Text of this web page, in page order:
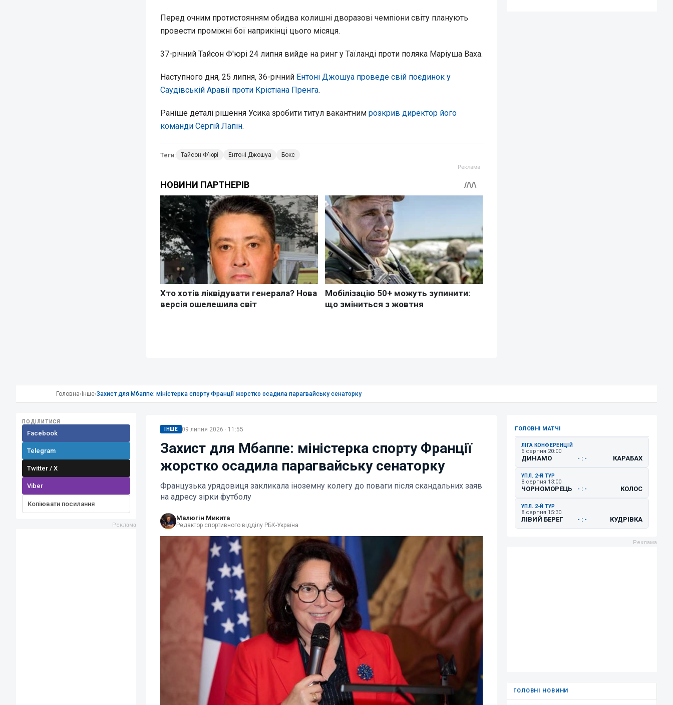
Перед очним протистоянням обидва колишні дворазові чемпіони світу планують
провести проміжні бої наприкінці цього місяця.
37-річний Тайсон Ф'юрі 24 липня вийде на ринг у Таїланді проти поляка Маріуша Ваха.
Наступного дня, 25 липня, 36-річний Ентоні Джошуа проведе свій поєдинок у
Саудівській Аравії проти Крістіана Пренга.
Раніше деталі рішення Усика зробити титул вакантним розкрив директор його
команди Сергій Лапін.
Теги: Тайсон Ф'юрі Ентоні Джошуа Бокс
Головна› Інше›Захист для Мбаппе: міністерка спорту Франції жорстко осадила парагвайську сенаторку
ПОДІЛИТИСЯ
Facebook
Telegram
Twitter / X
Viber
Копіювати посилання
ІНШЕ 09 липня 2026 · 11:55
Захист для Мбаппе: міністерка спорту Франції
жорстко осадила парагвайську сенаторку
Французька урядовиця закликала іноземну колегу до поваги після скандальних заяв
на адресу зірки футболу
Малюгін Микита
Редактор спортивного відділу РБК-Україна
ГОЛОВНІ МАТЧІ
ЛІГА КОНФЕРЕНЦІЙ
6 серпня 20:00
ДИНАМО - : - КАРАБАХ
УПЛ. 2-Й ТУР
8 серпня 13:00
ЧОРНОМОРЕЦЬ - : - КОЛОС
УПЛ. 2-Й ТУР
8 серпня 15:30
ЛІВИЙ БЕРЕГ - : - КУДРІВКА
ГОЛОВНІ НОВИНИ